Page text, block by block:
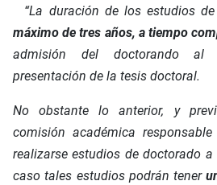
“La duración de los estudios
máximo de tres años, a tiempo
admisión del doctorando al
presentación de la tesis doctoral.
No obstante lo anterior, y
comisión académica
realizarse estudios de doctorado a
caso tales estudios podrán tener